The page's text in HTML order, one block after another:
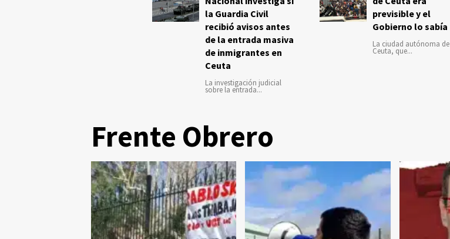
la Guardia Civil
recibió avisos antes
de la entrada masiva
de inmigrantes en
Ceuta
La investigación judicial
sobre la entrada...
previsible y el
Gobierno lo sabía
La ciudad autónoma de
Ceuta, que...
Frente Obrero